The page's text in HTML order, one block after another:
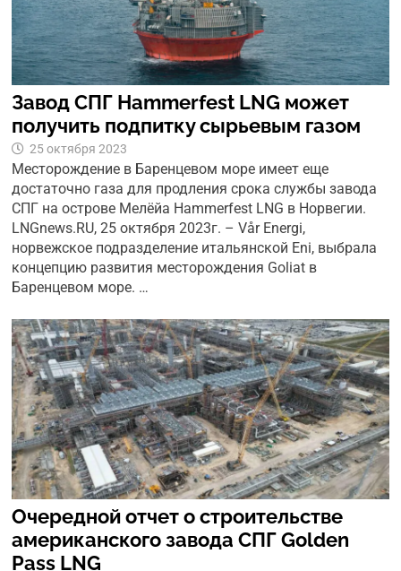
Завод СПГ Hammerfest LNG может
получить подпитку сырьевым газом
25 октября 2023
Месторождение в Баренцевом море имеет еще
достаточно газа для продления срока службы завода
СПГ на острове Мелёйа Hammerfest LNG в Норвегии.
LNGnews.RU, 25 октября 2023г. – Vår Energi,
норвежское подразделение итальянской Eni, выбрала
концепцию развития месторождения Goliat в
Баренцевом море. …
Очередной отчет о строительстве
американского завода СПГ Golden
Pass LNG